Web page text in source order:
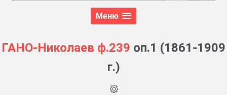
Меню
ГАНО-Николаев ф.239 оп.1 (1861-1909
г.)